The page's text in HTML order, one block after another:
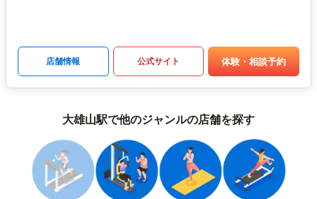
店舗情報 公式サイト 体験・相談予約
大雄山駅で他のジャンルの店舗を探す